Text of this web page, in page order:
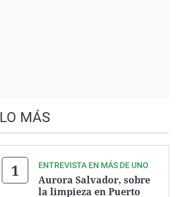
LO MÁS
ENTREVISTA EN MÁS DE UNO
Aurora Salvador, sobre
la limpieza en Puerto